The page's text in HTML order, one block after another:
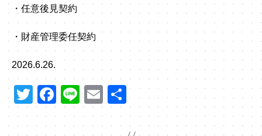
・任意後見契約
・財産管理委任契約
2026.6.26.
T
wi
tt
F
a
c
Li
n
e
E
m
ail
共
有